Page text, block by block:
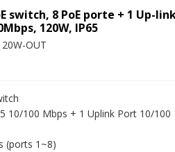
switch, 8 PoE porte + 1 Up-
120W, IP65
OUT
10/100 Mbps + 1 Uplink Port 10/100
(ports 1~8)